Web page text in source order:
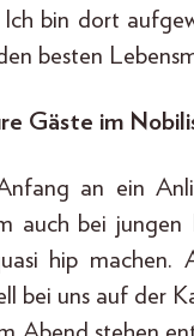
Ich bin dort
besten
Gäste im
an ein
auch bei
hip machen.
bei uns auf der